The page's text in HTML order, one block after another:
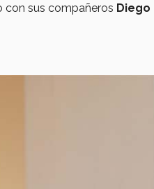
con sus compañeros Diego